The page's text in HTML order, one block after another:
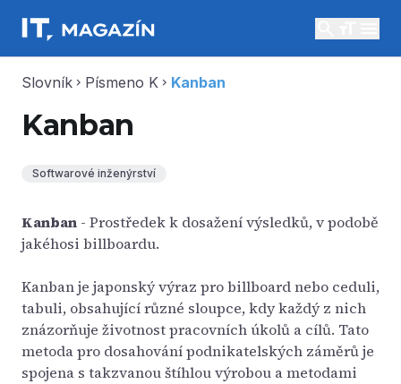
Slovník chevron_right Písmeno K chevron_right Kanban
Kanban
Softwarové inženýrství
Kanban - Prostředek k dosažení výsledků, v podobě
jakéhosi billboardu.
Kanban je japonský výraz pro billboard nebo ceduli,
tabuli, obsahující různé sloupce, kdy každý z nich
znázorňuje životnost pracovních úkolů a cílů. Tato
metoda pro dosahování podnikatelských záměrů je
spojena s takzvanou štíhlou výrobou a metodami